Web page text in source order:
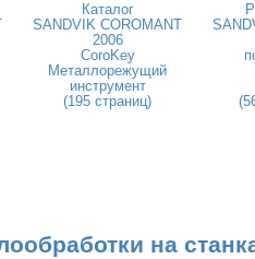
Каталог
SANDVIK COROMANT
2006
CoroKey
Металлорежущий
инструмент
(195 страниц)
на